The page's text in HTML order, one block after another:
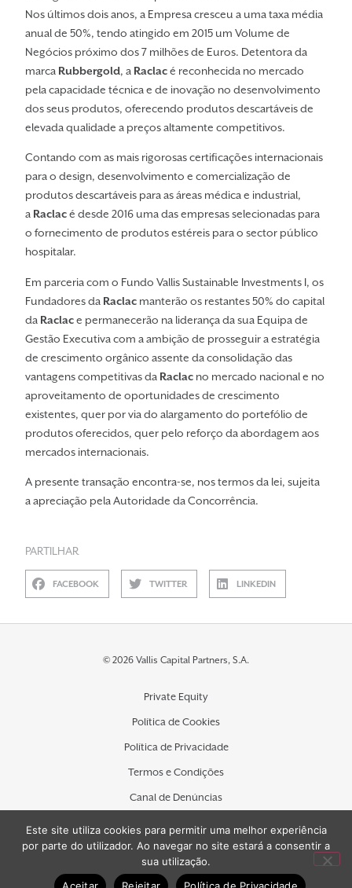
Nos últimos dois anos, a Empresa cresceu a uma taxa média
anual de 50%, tendo atingido em 2015 um Volume de
Negócios próximo dos 7 milhões de Euros. Detentora da
marca Rubbergold, a Raclacé reconhecida no mercado
pela capacidade técnica e de inovação no desenvolvimento
dos seus produtos, oferecendo produtos descartáveis de
elevada qualidade a preços altamente competitivos.
Contando com as mais rigorosas certificações internacionais
para o design, desenvolvimento e comercialização de
produtos descartáveis para as áreas médica e industrial,
a Raclacé desde 2016 uma das empresas selecionadas para
o fornecimento de produtos estéreis para o sector público
hospitalar.
Em parceria com o Fundo Vallis Sustainable Investments I, os
Fundadores da Raclac manterão os restantes 50% do capital
da Raclace permanecerão na liderança da sua Equipa de
Gestão Executiva com a ambição de prosseguir a estratégia
de crescimento orgânico assente da consolidação das
vantagens competitivas da Raclac no mercado nacional e no
aproveitamento de oportunidades de crescimento
existentes, quer por via do alargamento do portefólio de
produtos oferecidos, quer pelo reforço da abordagem aos
mercados internacionais.
A presente transação encontra-se, nos termos da lei, sujeita
a apreciação pela Autoridade da Concorrência.
PARTILHAR
FACEBOOK TWITTER LINKEDIN
© 2026 Vallis Capital Partners, S.A.
Private Equity
Política de Cookies
Política de Privacidade
Termos e Condições
Canal de Denúncias
Contactos
Este site utiliza cookies para permitir uma melhor experiência
por parte do utilizador. Ao navegar no site estará a consentir a
sua utilização.
Aceitar
Rejeitar Política de Privacidade